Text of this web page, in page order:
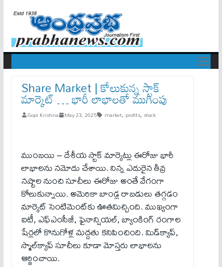
Share Market | కోలుకున్న స్టాక్
మార్కెట్ … భారీ లాభాలతో ముగింపు
Gopi Krishna May 23, 2025 market, profits, stock
ముంబయి – దేశీయ స్టాక్ మార్కెట్లు ఈరోజు భారీ
లాభాలను నమోదు చేశాయి. నిన్న ఎదురైన తీవ్ర
నష్టాల నుంచి సూచీలు ఈరోజు అంతే వేగంగా
కోలుకున్నాయి. అమెరికా బాండ్ల రాబడులు తగ్గడం
మార్కెట్ సెంటిమెంట్‌కు ఊతమిచ్చింది. ముఖ్యంగా
ఐటీ, ఎఫ్‌ఎంసీజీ, ఫైనాన్షియల్, బ్యాంకింగ్ రంగాల
షేర్లలో కొనుగోళ్ల మద్దతు కనిపించింది. మిడ్‌క్యాప్,
స్మాల్‌క్యాప్ సూచీలు కూడా మోస్తరు లాభాలను
ఆర్జించాయి.